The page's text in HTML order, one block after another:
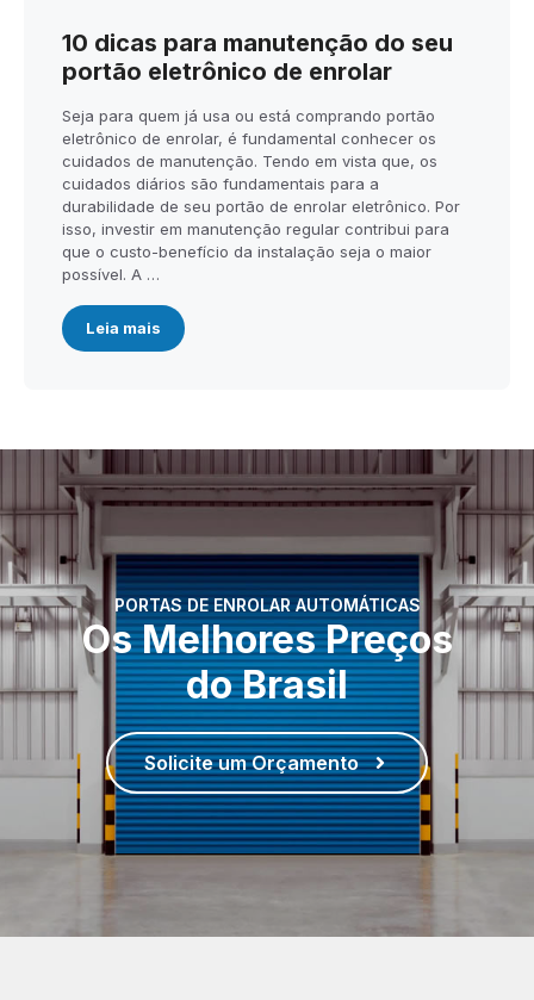
10 dicas para manutenção do seu
portão eletrônico de enrolar
Seja para quem já usa ou está comprando portão
eletrônico de enrolar, é fundamental conhecer os
cuidados de manutenção. Tendo em vista que, os
cuidados diários são fundamentais para a
durabilidade de seu portão de enrolar eletrônico. Por
isso, investir em manutenção regular contribui para
que o custo-benefício da instalação seja o maior
possível. A …
Leia mais
PORTAS DE ENROLAR AUTOMÁTICAS
Os Melhores Preços
do Brasil
Solicite um Orçamento